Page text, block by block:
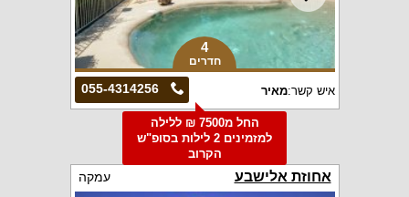
4
חדרים
055-4314256 איש קשר:מאיר
החל מ7500 ₪ ללילה
למזמינים 2 לילות בסופ"ש
הקרוב
אחוזת אלישבע עמקה